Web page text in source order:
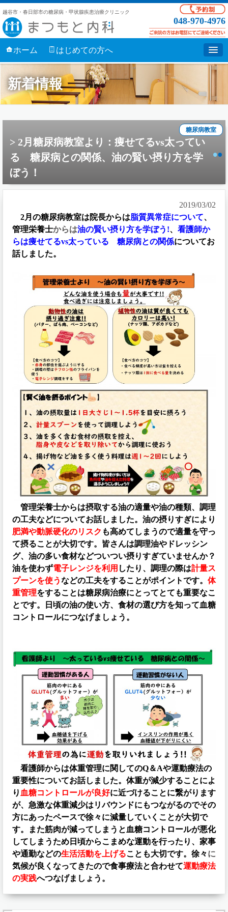
越谷市・春日部市の糖尿病・甲状腺疾患治療クリニック
048-970-4976
ホーム はじめての方へ
新着情報
糖尿病教室
2月糖尿病教室より：痩せてるvs太ってい
る 糖尿病との関係、油の賢い摂り方を学
ぼう！
2019/03/02
2月の糖尿病教室は院長からは脂質異常症について、
管理栄養士からは油の賢い摂り方を学ぼう!、 看護師か
らは痩せてるvs太っている 糖尿病との関係についてお
話しました。
管理栄養士からは摂取する油の適量や油の種類、調理
の工夫などについてお話しました。油の摂りすぎにより
肥満や動脈硬化のリスク も高めてしまうので適量を守っ
て摂ることが大切です。皆さんは調理油やドレッシン
グ、油の多い食材などついつい摂りすぎていませんか？
油を使わず電子レンジを利用 したり、調理の際は計量ス
プーンを使うなどの工夫をすることがポイントです。 体
重管理をすることは糖尿病治療にとってとても重要なこ
とです。日頃の油の使い方、食材の選び方を知って血糖
コントロールにつなげましょう。
看護師からは体重管理に関してのQ＆Aや運動療法の
重要性についてお話しました。体重が減少することによ
り 血糖コントロールが良好に近づけることに繋がります
が、急激な体重減少はリバウンドにもつながるのでその
方にあったペースで徐々に減量していくことが大切で
す。また筋肉が減ってしまうと血糖コントロールが悪化
してしまうため日頃からこまめな運動を行ったり、家事
や通勤などの生活活動を上げることも大切です。徐々に
気候が良くなってきたので食事療法と合わせて運動療法
の実践へつなげましょう。